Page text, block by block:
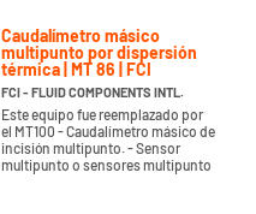
Caudalímetro másico
multipunto por dispersión
térmica | MT 86 | FCI
FCI - FLUID COMPONENTS INTL.
Este equipo fue reemplazado por
el MT100 - Caudalímetro másico de
incisión multipunto. - Sensor
multipunto o sensores multipunto